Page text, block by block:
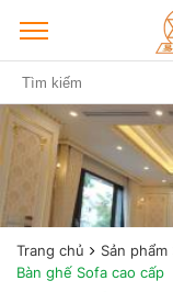
Trang chủ Sản phẩm
Bàn ghế Sofa cao cấp